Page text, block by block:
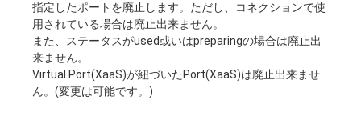
指定したポートを廃止します。ただし、コネクションで使
用されている場合は廃止出来ません。
また、ステータスがused或いはpreparingの場合は廃止出
来ません。
Virtual Port(XaaS)が紐づいたPort(XaaS)は廃止出来ませ
ん。(変更は可能です。)